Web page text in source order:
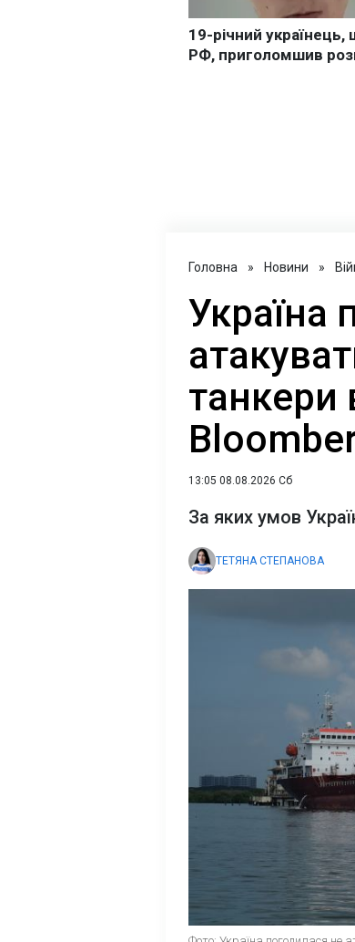
Головна » Новини »
Україна
танкери
13:05 08.08.2026 Сб
За яких умов
ТЕТЯНА СТЕПАНОВА